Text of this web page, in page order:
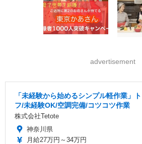
advertisement
「未経験から始めるシンプル軽作業」
フ/未経験OK/空調完備/コツコツ作業
株式会社Tetote
神奈川県
月給27万円～34万円